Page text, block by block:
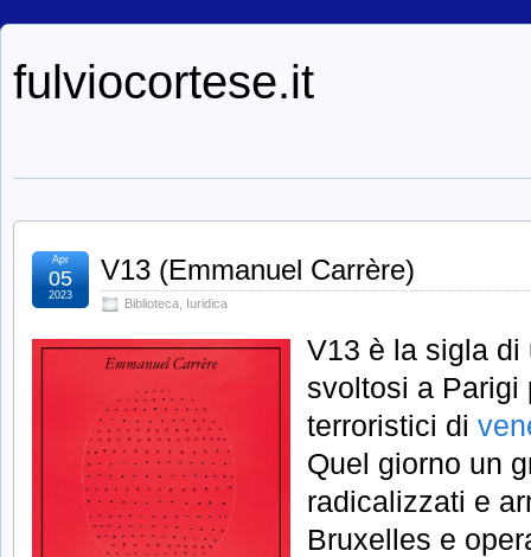
fulviocortese.it
V13 (Emmanuel Carrère)
Biblioteca Iuridica
Apr
05
2023
V13 è la sigla di
svoltosi a Parigi
terroristici di
Quel giorno un
radicalizzati e
Bruxelles e